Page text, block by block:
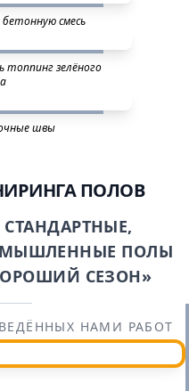
бетонную смесь
топпинг зелёного
швы
ПОЛОВ
ПОЛЫ
СЕЗОН»
НАМИ РАБОТ